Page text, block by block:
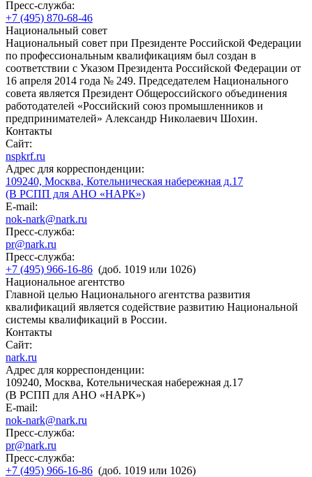
Пресс-служба:
+7 (495) 870-68-46
Национальный совет
Национальный совет при Президенте Российской Федерации
по профессиональным квалификациям был создан в
соответствии с Указом Президента Российской Федерации от
16 апреля 2014 года № 249. Председателем Национального
совета является Президент Общероссийского объединения
работодателей «Российский союз промышленников и
предпринимателей» Александр Николаевич Шохин.
Контакты
Сайт:
nspkrf.ru
Адрес для корреспонденции:
109240, Москва, Котельническая набережная д.17
(В РСПП для АНО «НАРК»)
E-mail:
nok-nark@nark.ru
Пресс-служба:
pr@nark.ru
Пресс-служба:
+7 (495) 966-16-86 (доб. 1019 или 1026)
Национальное агентство
Главной целью Национального агентства развития
квалификаций является содействие развитию Национальной
системы квалификаций в России.
Контакты
Сайт:
nark.ru
Адрес для корреспонденции:
109240, Москва, Котельническая набережная д.17
(В РСПП для АНО «НАРК»)
E-mail:
nok-nark@nark.ru
Пресс-служба:
pr@nark.ru
Пресс-служба:
+7 (495) 966-16-86 (доб. 1019 или 1026)